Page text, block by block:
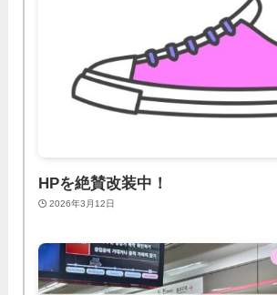
HPを絶賛改装中！
2026年3月12日